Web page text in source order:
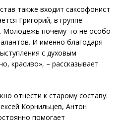
также входит саксофонист
Григорий, в группе
Молодежь почему-то не особо
И именно благодаря
с духовым
красиво», – рассказывает
отнести к старому составу:
Корнильцев, Антон
помогает